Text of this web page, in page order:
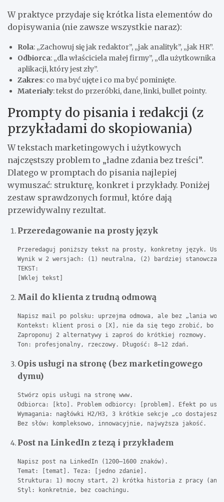
W praktyce przydaje się krótka lista elementów do
dopisywania (nie zawsze wszystkie naraz):
Rola: „Zachowuj się jak redaktor”, „jak analityk”, „jak HR”.
Odbiorca: „dla właściciela małej firmy”, „dla użytkownika
aplikacji, który jest zły”.
Zakres: co ma być ujęte i co ma być pominięte.
Materiały: tekst do przeróbki, dane, linki, bullet pointy.
Prompty do pisania i redakcji (z
przykładami do skopiowania)
W tekstach marketingowych i użytkowych
najczęstszy problem to „ładne zdania bez treści”.
Dlatego w promptach do pisania najlepiej
wymuszać: strukturę, konkret i przykłady. Poniżej
zestaw sprawdzonych formuł, które dają
przewidywalny rezultat.
Przeredagowanie na prosty język
Przeredaguj poniższy tekst na prosty, konkretny język.
Wynik w 2 wersjach: (1) neutralna, (2) bardziej stanowcza.
TEKST:
[Wklej tekst]
Mail do klienta z trudną odmową
Napisz mail po polsku: uprzejma odmowa, ale bez „lania
Kontekst: klient prosi o [X], nie da się tego zrobić, bo
Zaproponuj 2 alternatywy i zaproś do krótkiej rozmowy.
Ton: profesjonalny, rzeczowy. Długość: 8–12 zdań.
Opis usługi na stronę (bez marketingowego
dymu)
Stwórz opis usługi na stronę www.
Odbiorca: [kto]. Problem odbiorcy: [problem]. Efekt po
Wymagania: nagłówki H2/H3, 3 krótkie sekcje „co
Bez słów: kompleksowo, innowacyjnie, najwyższa jakość.
Post na LinkedIn z tezą i przykładem
Napisz post na LinkedIn (1200–1600 znaków).
Temat: [temat]. Teza: [jedno zdanie].
Struktura: 1) mocny start, 2) krótka historia z pracy
Styl: konkretnie, bez coachingu.